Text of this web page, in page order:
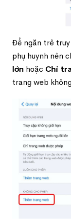
Để ngăn trẻ
phụ huynh nên
lớn hoặc Chỉ
trang web